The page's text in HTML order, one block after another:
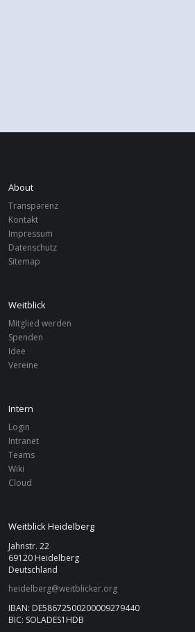
About
Transparenz
Kontakt
Impressum
Datenschutz
Sitemap
Weitblick
Mitglied werden
Spenden
Idee
Vereine
Intern
Login
Intranet
Teams
Wiki
Cloud
Weitblick Heidelberg
Jahnstr. 22
69120 Heidelberg
Deutschland
heidelberg@weitblicker.org
IBAN: DE58672500200009279440
BIC: SOLADES1HDB